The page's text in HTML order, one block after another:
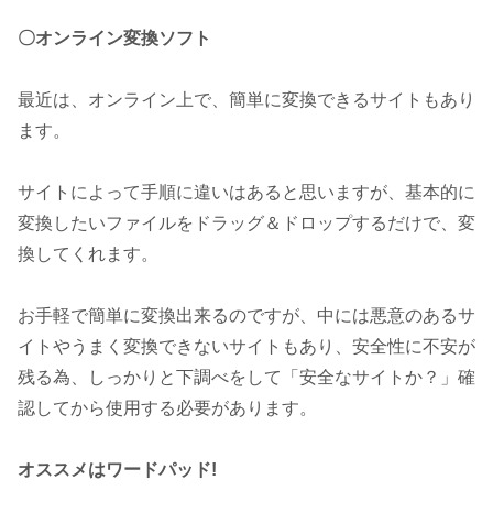
〇オンライン変換ソフト
最近は、オンライン上で、簡単に変換できるサイトもあり
ます。
サイトによって手順に違いはあると思いますが、基本的に
変換したいファイルをドラッグ＆ドロップするだけで、変
換してくれます。
お手軽で簡単に変換出来るのですが、中には悪意のあるサ
イトやうまく変換できないサイトもあり、安全性に不安が
残る為、しっかりと下調べをして「安全なサイトか？」確
認してから使用する必要があります。
オススメはワードパッド!